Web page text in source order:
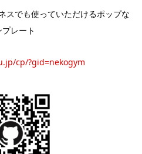
スでも使っていただけるポップな
プレート
cp/?gid=nekogym